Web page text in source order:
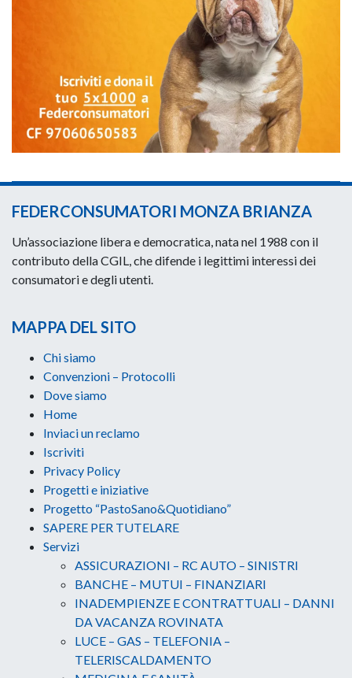
FEDERCONSUMATORI MONZA BRIANZA
Un’associazione libera e democratica, nata nel 1988 con il
contributo della CGIL, che difende i legittimi interessi dei
consumatori e degli utenti.
MAPPA DEL SITO
Chi siamo
Convenzioni – Protocolli
Dove siamo
Home
Inviaci un reclamo
Iscriviti
Privacy Policy
Progetti e iniziative
Progetto “PastoSano&Quotidiano”
SAPERE PER TUTELARE
Servizi
ASSICURAZIONI – RC AUTO – SINISTRI
BANCHE – MUTUI – FINANZIARI
INADEMPIENZE E CONTRATTUALI – DANNI
DA VACANZA ROVINATA
LUCE – GAS – TELEFONIA –
TELERISCALDAMENTO